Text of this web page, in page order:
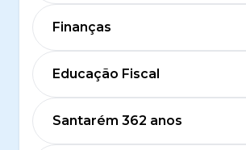
Finanças
Educação Fiscal
Santarém 362 anos